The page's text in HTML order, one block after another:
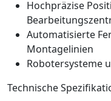
Hochpräzise
Automatisierte
Montagelinien
Robotersysteme
Technische